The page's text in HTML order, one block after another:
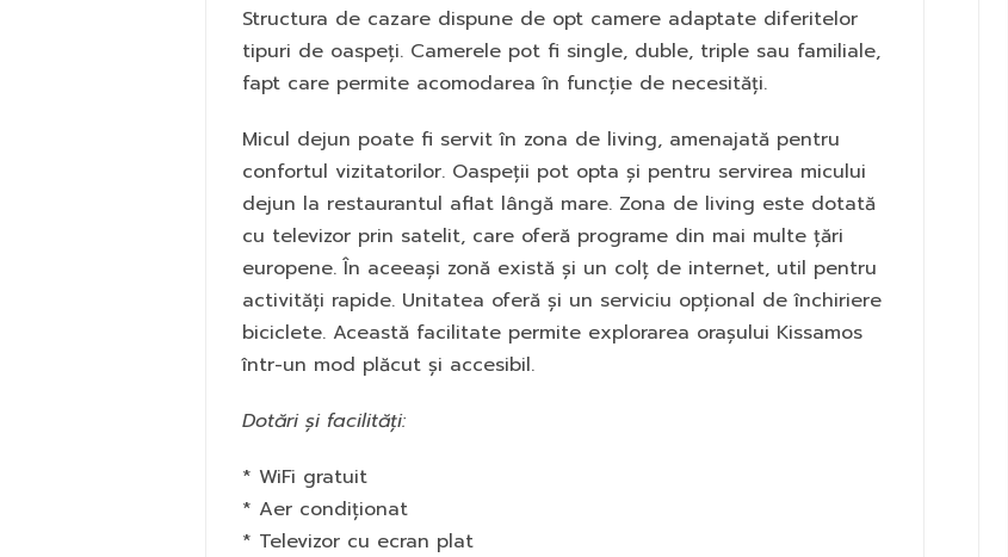
Structura de cazare dispune de opt camere adaptate diferitelor
tipuri de oaspeți. Camerele pot fi single, duble, triple sau familiale,
fapt care permite acomodarea în funcție de necesități.
Micul dejun poate fi servit în zona de living, amenajată pentru
confortul vizitatorilor. Oaspeții pot opta și pentru servirea micului
dejun la restaurantul aflat lângă mare. Zona de living este dotată
cu televizor prin satelit, care oferă programe din mai multe țări
europene. În aceeași zonă există și un colț de internet, util pentru
activități rapide. Unitatea oferă și un serviciu opțional de închiriere
biciclete. Această facilitate permite explorarea orașului Kissamos
într-un mod plăcut și accesibil.
Dotări și facilități:
* WiFi gratuit
* Aer condiționat
* Televizor cu ecran plat